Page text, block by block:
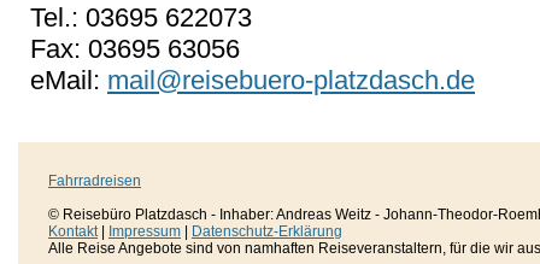
Tel.: 03695 622073
Fax: 03695 63056
eMail: mail@reisebuero-platzdasch.de
Fahrradreisen
© Reisebüro Platzdasch - Inhaber: Andreas Weitz - Johann-Theodor-
Kontakt| Impressum
Datenschutz-Erklärung
Alle Reise Angebote sind von namhaften Reiseveranstaltern, für die wir